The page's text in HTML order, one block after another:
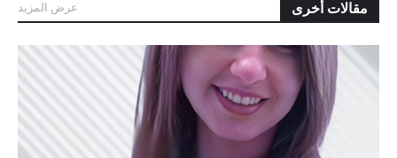
مقالات أخرى عرض المزيد